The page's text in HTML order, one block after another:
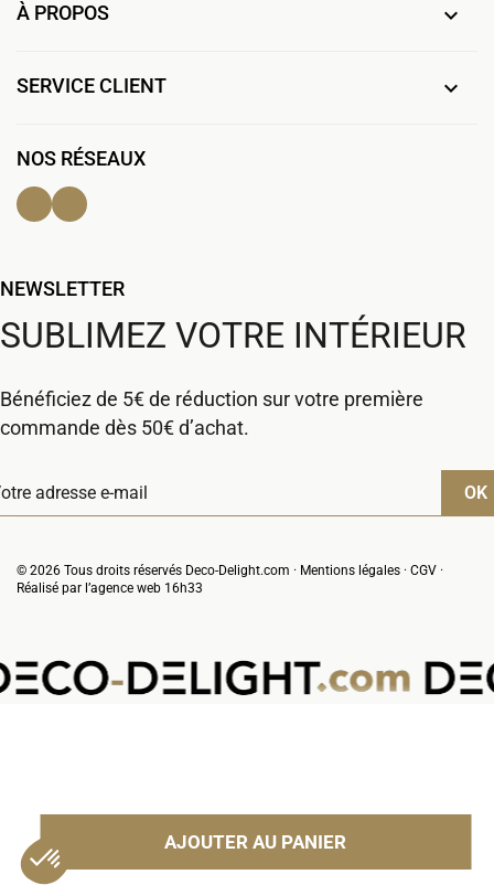
AJOUTER AU PANIER
Il n'y a pas de produit dans votre panier
VOUS POURRIEZ AUSSI AIMER
À PROPOS 
SERVICE CLIENT 
NOS RÉSEAUX
Facebook
NEWSLETTER
SUBLIMEZ VOTRE INTÉRIEUR
Bénéficiez de 5€ de réduction sur votre première
commande dès 50€ d’achat.
© 2026 Tous droits réservés Deco-Delight.com · Mentions légales · CGV ·
Réalisé par l’agence web 16h33